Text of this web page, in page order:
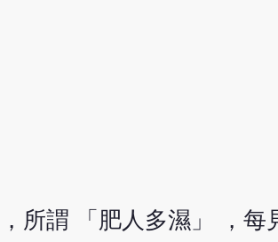
所謂 「肥人多濕」 ，每